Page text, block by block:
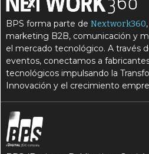
BPS forma parte deNextwork360
marketing B2B, comunicación y
el mercado tecnológico. A través
eventos, conectamos a
tecnológicos impulsando la
Innovación y el crecimiento